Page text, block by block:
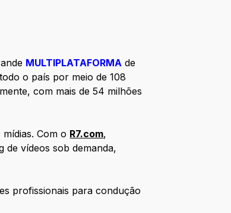
MULTIPLATAFORMA de
o país por meio de 108
com mais de 54 milhões
Com o R7.com,
de vídeos sob demanda,
profissionais para condução